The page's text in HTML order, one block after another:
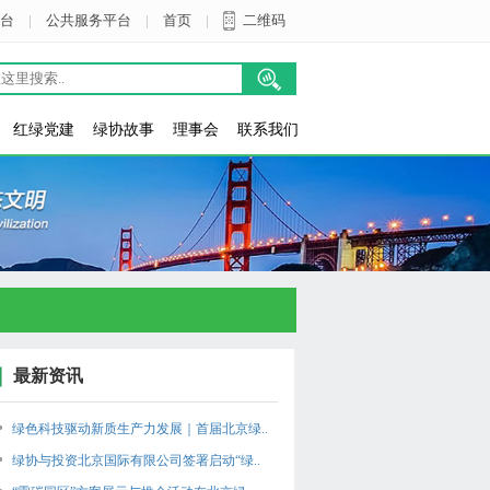
| 公共服务平台 | 首页 | 二维码
红绿党建 绿协故事 理事会 联系我们
最新资讯
绿色科技驱动新质生产力发展｜首届北京绿..
绿协与投资北京国际有限公司签署启动“绿..